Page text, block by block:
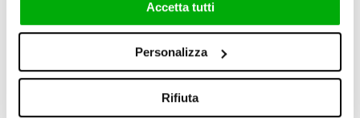
Accetta tutti
Personalizza
Rifiuta